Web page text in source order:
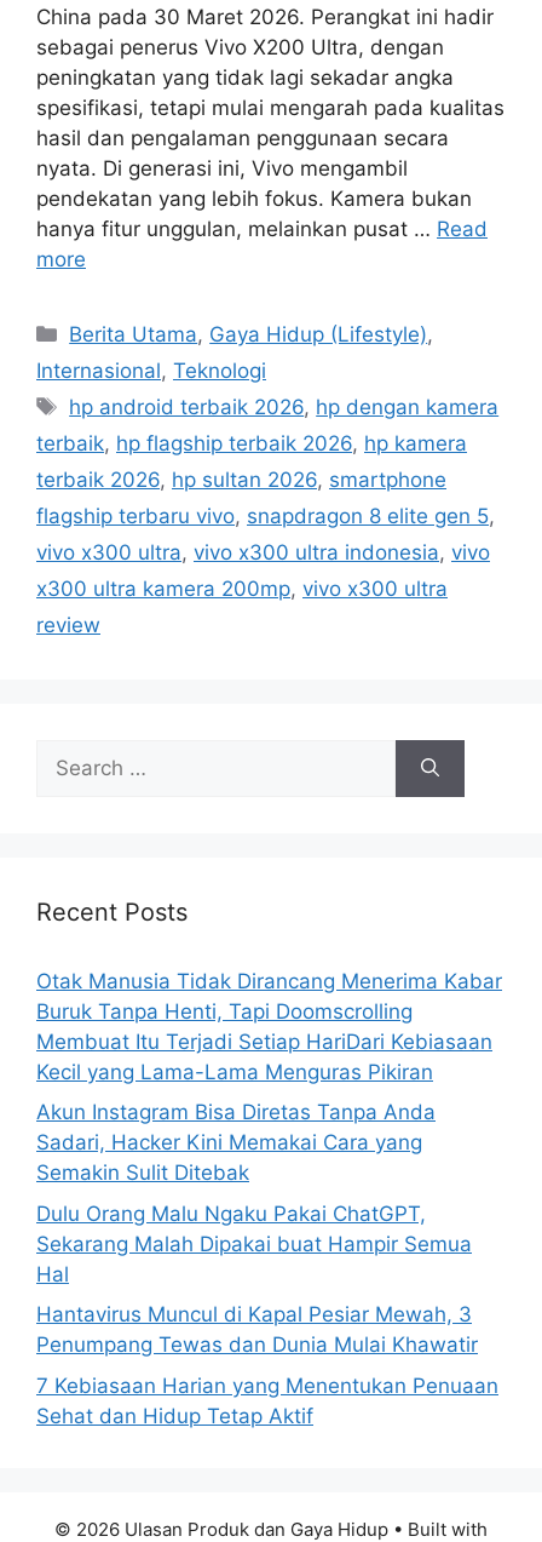
China pada 30 Maret 2026. Perangkat ini hadir
sebagai penerus Vivo X200 Ultra, dengan
peningkatan yang tidak lagi sekadar angka
spesifikasi, tetapi mulai mengarah pada kualitas
hasil dan pengalaman penggunaan secara
nyata. Di generasi ini, Vivo mengambil
pendekatan yang lebih fokus. Kamera bukan
hanya fitur unggulan, melainkan pusat … Read
more
C
e
g
o
r
s
Berita Utama, Gaya Hidup (Lifestyle),
Internasional, Teknologi
T
s
hp android terbaik 2026, hp dengan kamera
terbaik, hp flagship terbaik 2026, hp kamera
terbaik 2026, hp sultan 2026, smartphone
flagship terbaru vivo, snapdragon 8 elite gen 5,
vivo x300 ultra, vivo x300 ultra indonesia, vivo
x300 ultra kamera 200mp, vivo x300 ultra
review
h
r
:
Recent Posts
Otak Manusia Tidak Dirancang Menerima Kabar
Buruk Tanpa Henti, Tapi Doomscrolling
Membuat Itu Terjadi Setiap HariDari Kebiasaan
Kecil yang Lama-Lama Menguras Pikiran
Akun Instagram Bisa Diretas Tanpa Anda
Sadari, Hacker Kini Memakai Cara yang
Semakin Sulit Ditebak
Dulu Orang Malu Ngaku Pakai ChatGPT,
Sekarang Malah Dipakai buat Hampir Semua
Hal
Hantavirus Muncul di Kapal Pesiar Mewah, 3
Penumpang Tewas dan Dunia Mulai Khawatir
7 Kebiasaan Harian yang Menentukan Penuaan
Sehat dan Hidup Tetap Aktif
© 2026 Ulasan Produk dan Gaya Hidup • Built with